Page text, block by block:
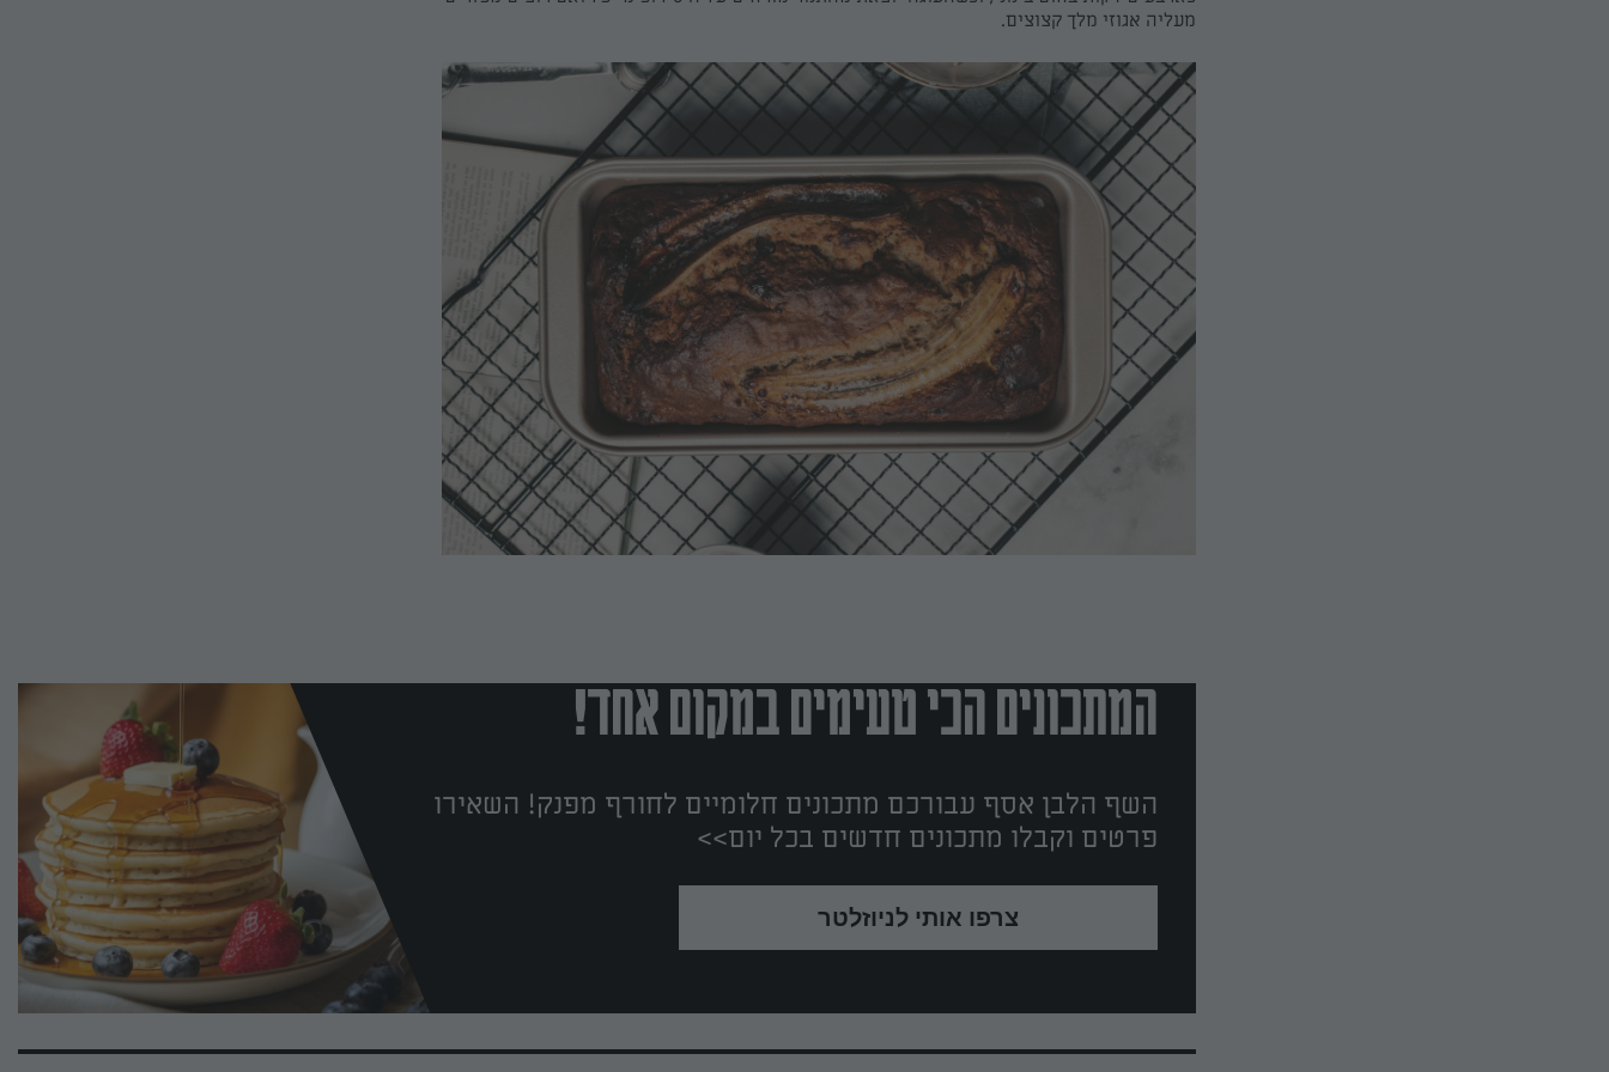
מעליה אגוזי מלך קצוצים.
המתכונים הכי טעימים במקום אחד!
השף הלבן אסף עבורכם מתכונים חלומיים לחורף מפנק! השאירו
פרטים וקבלו מתכונים חדשים בכל יום>>
צרפו אותי לניוזלטר